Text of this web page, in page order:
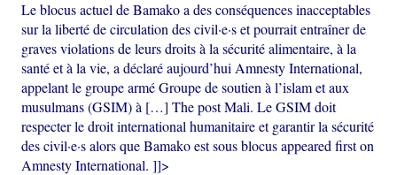
Le blocus actuel de Bamako a des conséquences inacceptables
sur la liberté de circulation des civil·e·s et pourrait entraîner de
graves violations de leurs droits à la sécurité alimentaire, à la
santé et à la vie, a déclaré aujourd’hui Amnesty International,
appelant le groupe armé Groupe de soutien à l’islam et aux
musulmans (GSIM) à […] The post Mali. Le GSIM doit
respecter le droit international humanitaire et garantir la sécurité
des civil·e·s alors que Bamako est sous blocus appeared first on
Amnesty International. ]]>